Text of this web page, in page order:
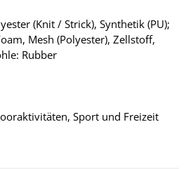
(Knit / Strick), Synthetik (PU);
Mesh (Polyester), Zellstoff,
Rubber
Sport und Freizeit